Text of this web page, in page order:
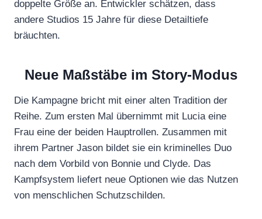
doppelte Größe an. Entwickler schätzen, dass
andere Studios 15 Jahre für diese Detailtiefe
bräuchten.
Neue Maßstäbe im Story-Modus
Die Kampagne bricht mit einer alten Tradition der
Reihe. Zum ersten Mal übernimmt mit Lucia eine
Frau eine der beiden Hauptrollen. Zusammen mit
ihrem Partner Jason bildet sie ein kriminelles Duo
nach dem Vorbild von Bonnie und Clyde. Das
Kampfsystem liefert neue Optionen wie das Nutzen
von menschlichen Schutzschilden.